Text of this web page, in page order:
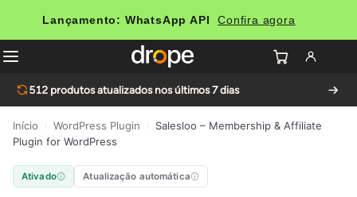
Lançamento: WhatsApp API Confira agora
512 produtos atualizados nos últimos 7 dias
Início WordPress Plugin
Salesloo – Membership & Affiliate
Plugin for WordPress
Ativado Atualização automática